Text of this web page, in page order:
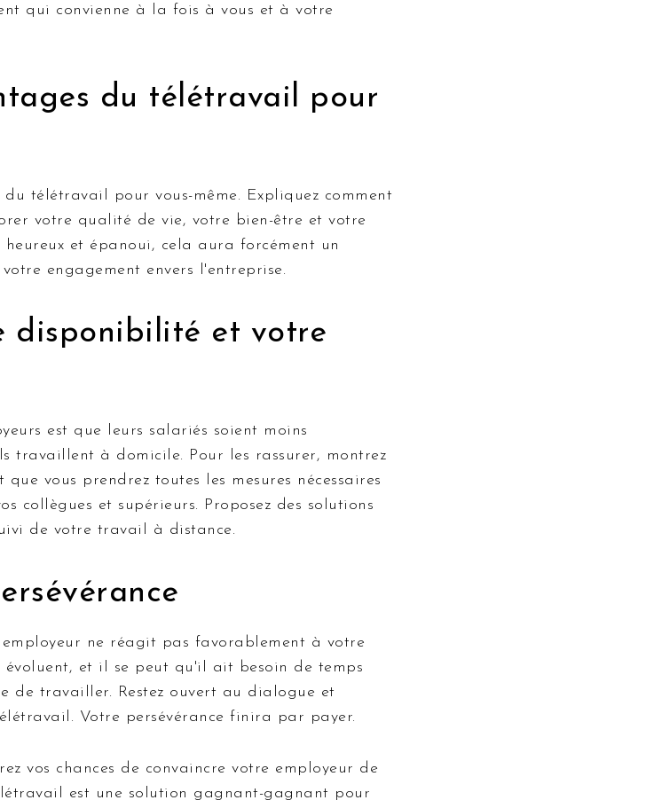
qui convienne à la fois à vous et à votre
du télétravail pour
télétravail pour vous-même. Expliquez comment
votre qualité de vie, votre bien-être et votre
et épanoui, cela aura forcément un
engagement envers l'entreprise.
disponibilité et votre
est que leurs salariés soient moins
travaillent à domicile. Pour les rassurer, montrez
vous prendrez toutes les mesures nécessaires
collègues et supérieurs. Proposez des solutions
de votre travail à distance.
ne réagit pas favorablement à votre
et il se peut qu'il ait besoin de temps
de travailler. Restez ouvert au dialogue et
Votre persévérance finira par payer.
vos chances de convaincre votre employeur de
est une solution gagnant-gagnant pour